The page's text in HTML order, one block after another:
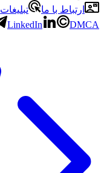
ارتباط با ما
تبلیغات
LinkedIn DMCA